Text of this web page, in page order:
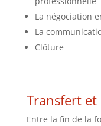
La négociation
La
Clôture
Transfert et
Entre la fin de la